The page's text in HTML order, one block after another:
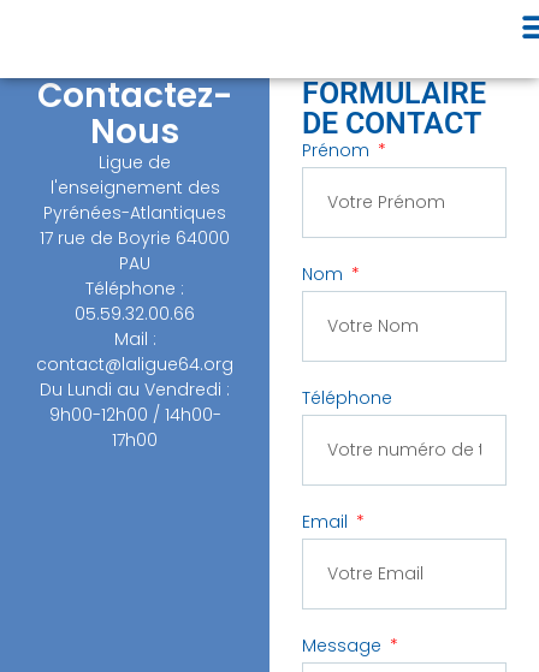
Contactez-
Nous
Ligue de
l'enseignement des
Pyrénées-Atlantiques
17 rue de Boyrie 64000
PAU
Téléphone :
05.59.32.00.66
Mail :
contact@laligue64.org
Du Lundi au Vendredi :
9h00-12h00 / 14h00-
17h00
FORMULAIRE
DE CONTACT
Prénom
Nom
Téléphone
Email
Message